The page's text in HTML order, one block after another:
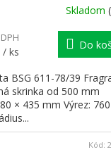
Skladom
/ ks
Do
BSG 611-78/39
skrinka od 500 mm
× 435 mm Výrez:
Kód: